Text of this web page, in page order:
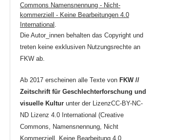
Commons Namensnennung - Nicht-
kommerziell - Keine Bearbeitungen 4.0
International
Die Autor_innen behalten das Copyright und
treten keine exklusiven Nutzungsrechte an
FKW ab.
Ab 2017 erscheinen alle Texte von FKW //
Zeitschrift für Geschlechterforschung und
visuelle Kultur unter der LizenzCC-BY-NC-
ND Lizenz 4.0 International (Creative
Commons, Namensnennung, Nicht
Kommerziell, Keine Bearbeitung 4.0